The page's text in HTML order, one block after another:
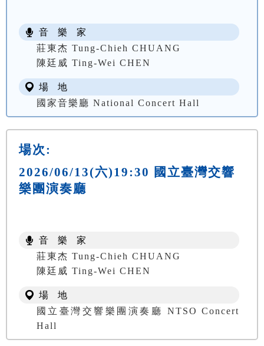
音 樂 家
莊東杰 Tung-Chieh CHUANG
陳廷威 Ting-Wei CHEN
場 地
國家音樂廳 National Concert Hall
場次:
2026/06/13(六)19:30 國立臺灣交響
樂團演奏廳
音 樂 家
莊東杰 Tung-Chieh CHUANG
陳廷威 Ting-Wei CHEN
場 地
國立臺灣交響樂團演奏廳 NTSO Concert
Hall